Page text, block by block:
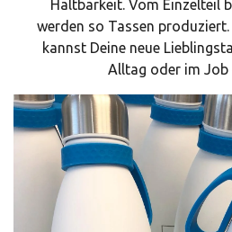
Haltbarkeit. Vom Einzelteil
werden so Tassen produziert.
kannst Deine neue
Alltag oder im Job